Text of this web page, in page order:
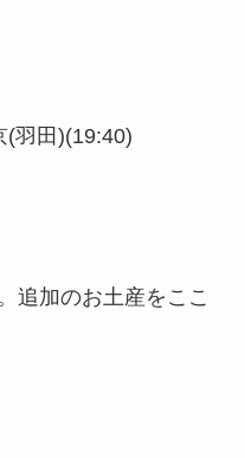
羽田)(19:40)
追加のお土産をここ